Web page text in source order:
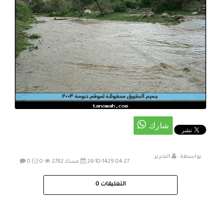
بواسطة :
التحرير
28-10-1429 04:27 مساءً
0 0 2782
التعليقات 0